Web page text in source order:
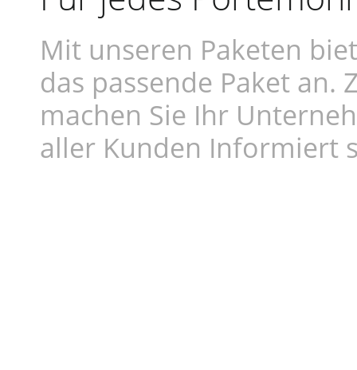
Mit unseren Paketen
das passende Paket an.
machen Sie Ihr
aller Kunden Informiert